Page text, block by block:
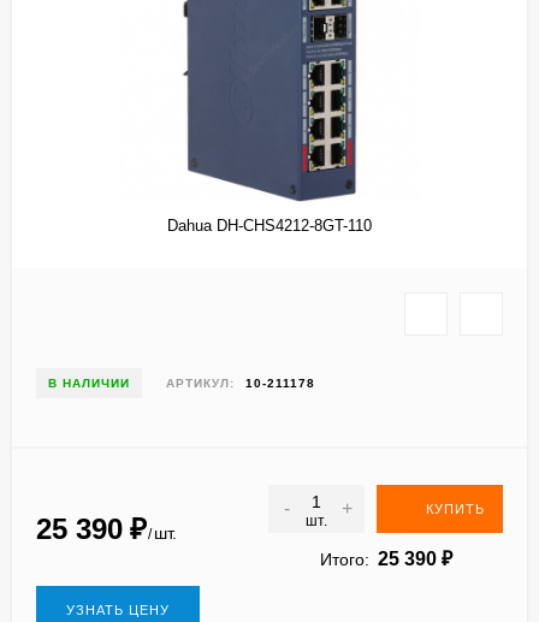
Dahua DH-CHS4212-8GT-110
В НАЛИЧИИ АРТИКУЛ: 10-211178
25 390 ₽/ шт.
-
шт.
+ КУПИТЬ
Итого: 25 390 ₽
УЗНАТЬ ЦЕНУ